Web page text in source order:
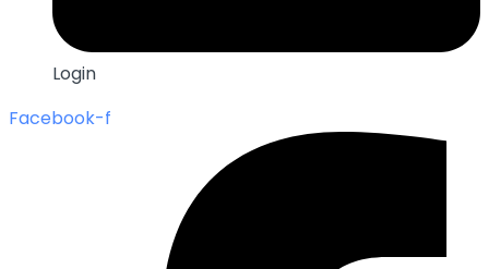
Login
Facebook-f